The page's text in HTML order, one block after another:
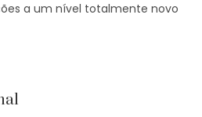
a um nível totalmente novo